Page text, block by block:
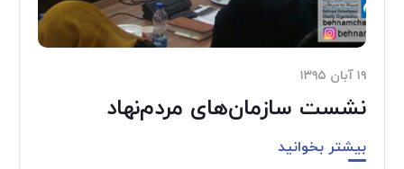
۱۹ آبان ۱۳۹۵
نشست سازمان‌های مردم‌نهاد
بیشتر بخوانید